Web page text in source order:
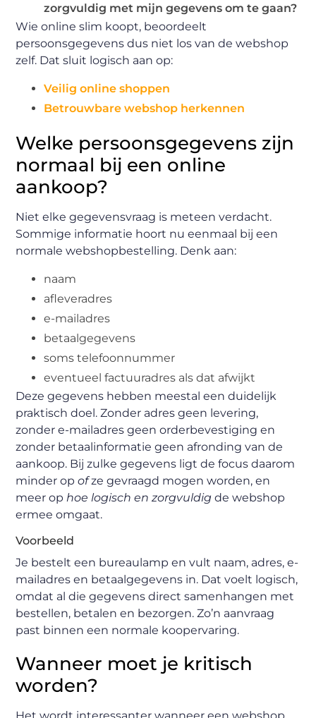
zorgvuldig met mijn gegevens om te gaan?
Wie online slim koopt, beoordeelt
persoonsgegevens dus niet los van de webshop
zelf. Dat sluit logisch aan op:
Veilig online shoppen
Betrouwbare webshop herkennen
Welke persoonsgegevens zijn
normaal bij een online
aankoop?
Niet elke gegevensvraag is meteen verdacht.
Sommige informatie hoort nu eenmaal bij een
normale webshopbestelling. Denk aan:
naam
afleveradres
e-mailadres
betaalgegevens
soms telefoonnummer
eventueel factuuradres als dat afwijkt
Deze gegevens hebben meestal een duidelijk
praktisch doel. Zonder adres geen levering,
zonder e-mailadres geen orderbevestiging en
zonder betaalinformatie geen afronding van de
aankoop. Bij zulke gegevens ligt de focus daarom
minder opofze gevraagd mogen worden, en
meer ophoe logisch en zorgvuldig de webshop
ermee omgaat.
Voorbeeld
Je bestelt een bureaulamp en vult naam, adres, e-
mailadres en betaalgegevens in. Dat voelt logisch,
omdat al die gegevens direct samenhangen met
bestellen, betalen en bezorgen. Zo’n aanvraag
past binnen een normale koopervaring.
Wanneer moet je kritisch
worden?